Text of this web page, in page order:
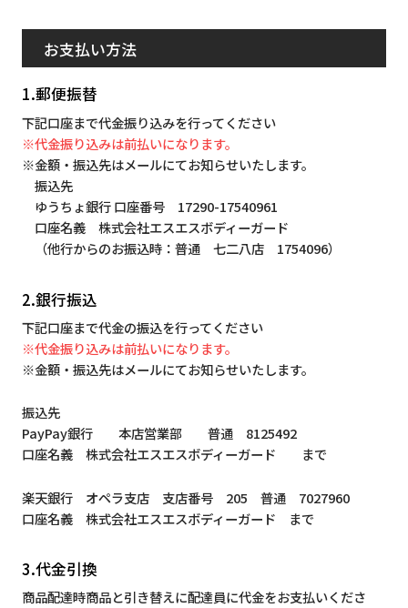
お支払い方法
1.郵便振替
下記口座まで代金振り込みを行ってください
※代金振り込みは前払いになります。
※金額・振込先はメールにてお知らせいたします。
振込先
ゆうちょ銀行 口座番号 17290-17540961
口座名義 株式会社エスエスボディーガード
（他行からのお振込時：普通 七二八店 1754096）
2.銀行振込
下記口座まで代金の振込を行ってください
※代金振り込みは前払いになります。
※金額・振込先はメールにてお知らせいたします。
振込先
PayPay銀行 本店営業部 普通 8125492
口座名義 株式会社エスエスボディーガード まで
楽天銀行 オペラ支店 支店番号 205 普通 7027960
口座名義 株式会社エスエスボディーガード まで
3.代金引換
商品配達時商品と引き替えに配達員に代金をお支払いくださ